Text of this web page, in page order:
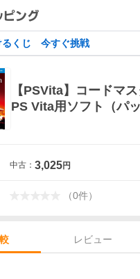
るくじ 今すぐ挑戦
【PSVita】コードマ
PS Vita用ソフト（パ
中古： 3,025円
（0件）
レビュー